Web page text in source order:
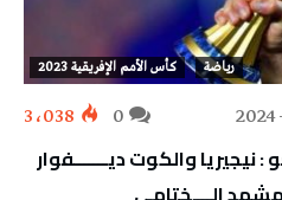
رياضة كأس الأمم الإفريقية 2023
3٬038
والكوت ديـــــــفوار